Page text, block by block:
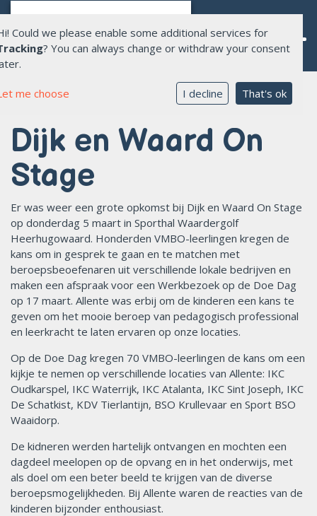
Home
Over Allente
Opvang
Onderwijs
Aanmelden opvang
Werken bij ons
Contact
Dijk en Waard On
Stage
Er was weer een grote opkomst bij Dijk en Waard On Stage
op donderdag 5 maart in Sporthal Waardergolf
Heerhugowaard. Honderden VMBO-leerlingen kregen de
kans om in gesprek te gaan en te matchen met
beroepsbeoefenaren uit verschillende lokale bedrijven en
maken een afspraak voor een Werkbezoek op de Doe Dag
op 17 maart. Allente was erbij om de kinderen een kans te
geven om het mooie beroep van pedagogisch professional
en leerkracht te laten ervaren op onze locaties.
Op de Doe Dag kregen 70 VMBO-leerlingen de kans om een
kijkje te nemen op verschillende locaties van Allente: IKC
Oudkarspel, IKC Waterrijk, IKC Atalanta, IKC Sint Joseph, IKC
De Schatkist, KDV Tierlantijn, BSO Krullevaar en Sport BSO
Waaidorp.
De kidneren werden hartelijk ontvangen en mochten een
dagdeel meelopen op de opvang en in het onderwijs, met
als doel om een beter beeld te krijgen van de diverse
beroepsmogelijkheden. Bij Allente waren de reacties van de
kinderen bijzonder enthousiast.
Could we please enable some additional services for
? You can always change or withdraw your consent
me choose I decline That's ok